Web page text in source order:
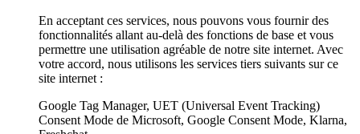
En acceptant ces services, nous pouvons vous fournir des
fonctionnalités allant au-delà des fonctions de base et vous
permettre une utilisation agréable de notre site internet. Avec
votre accord, nous utilisons les services tiers suivants sur ce
site internet :
Google Tag Manager, UET (Universal Event Tracking)
Consent Mode de Microsoft, Google Consent Mode, Klarna,